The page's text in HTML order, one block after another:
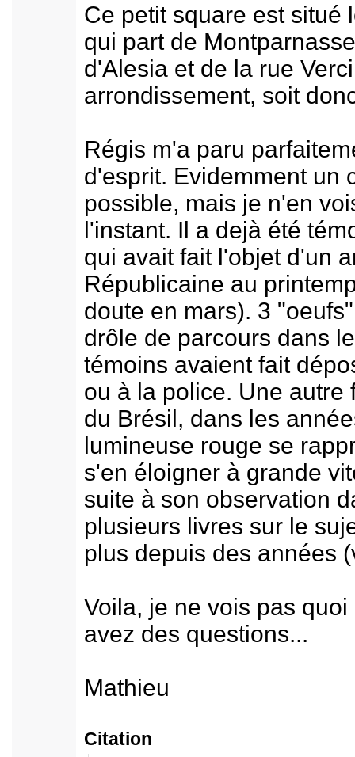
Ce petit square est situé
qui part de
d'Alesia et de la rue
arrondissement, soit
Régis m'a paru
d'esprit. Evidemment un
possible, mais je n'en
l'instant. Il a dejà été
qui avait fait l'objet d'un
Républicaine au
doute en mars). 3
drôle de parcours dans
témoins avaient fait
ou à la police. Une autre
du Brésil, dans les
lumineuse rouge se
s'en éloigner à grande
suite à son observation
plusieurs livres sur le
plus depuis des années
Voila, je ne vois pas
avez des questions...
Mathieu
Citation